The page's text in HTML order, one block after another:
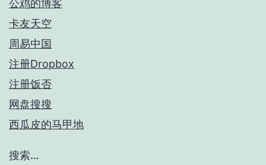
公鸡的博客
卡友天空
周易中国
注册Dropbox
注册饭否
网盘搜搜
西瓜皮的马甲地
搜索…